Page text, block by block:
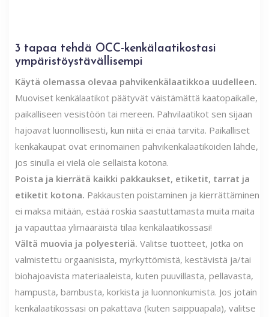
3 tapaa tehdä OCC-kenkälaatikostasi
ympäristöystävällisempi
Käytä olemassa olevaa pahvikenkälaatikkoa uudelleen.
Muoviset kenkälaatikot päätyvät väistämättä kaatopaikalle,
paikalliseen vesistöön tai mereen. Pahvilaatikot sen sijaan
hajoavat luonnollisesti, kun niitä ei enää tarvita. Paikalliset
kenkäkaupat ovat erinomainen pahvikenkälaatikoiden lähde,
jos sinulla ei vielä ole sellaista kotona.
Poista ja kierrätä kaikki pakkaukset, etiketit, tarrat ja
etiketit kotona. Pakkausten poistaminen ja kierrättäminen
ei maksa mitään, estää roskia saastuttamasta muita maita
ja vapauttaa ylimääräistä tilaa kenkälaatikossasi!
Vältä muovia ja polyesteriä. Valitse tuotteet, jotka on
valmistettu orgaanisista, myrkyttömistä, kestävistä ja/tai
biohajoavista materiaaleista, kuten puuvillasta, pellavasta,
hampusta, bambusta, korkista ja luonnonkumista. Jos jotain
kenkälaatikossasi on pakattava (kuten saippuapala), valitse